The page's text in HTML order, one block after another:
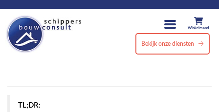
Winkelmand
Bekijk onze diensten
TL;DR: